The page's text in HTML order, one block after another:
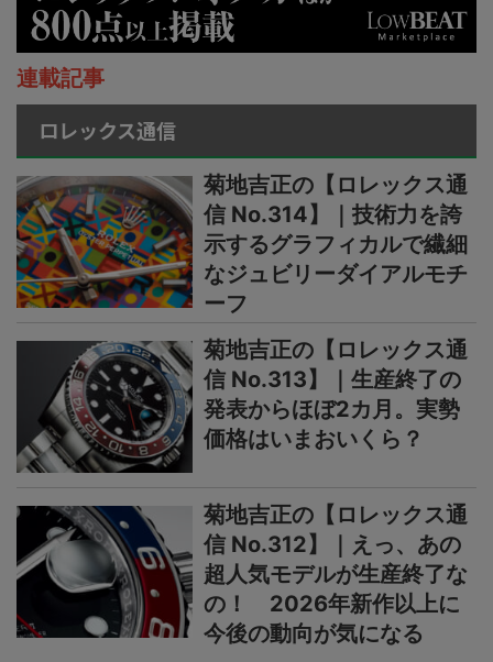
連載記事
ロレックス通信
菊地吉正の【ロレックス通
信 No.314】｜技術力を誇
示するグラフィカルで繊細
なジュビリーダイアルモチ
ーフ
菊地吉正の【ロレックス通
信 No.313】｜生産終了の
発表からほぼ2カ月。実勢
価格はいまおいくら？
菊地吉正の【ロレックス通
信 No.312】｜えっ、あの
超人気モデルが生産終了な
の！ 2026年新作以上に
今後の動向が気になる